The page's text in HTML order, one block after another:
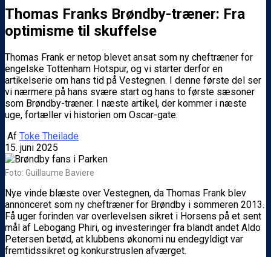
Thomas Franks Brøndby-træner: Fra
optimisme til skuffelse
Thomas Frank er netop blevet ansat som ny cheftræner for
engelske Tottenham Hotspur, og vi starter derfor en
artikelserie om hans tid på Vestegnen. I denne første del ser
vi nærmere på hans svære start og hans to første sæsoner
som Brøndby-træner. I næste artikel, der kommer i næste
uge, fortæller vi historien om Oscar-gate.
Af Toke Theilade
15. juni 2025
Foto: Guillaume Baviere
Nye vinde blæste over Vestegnen, da Thomas Frank blev
annonceret som ny cheftræner for Brøndby i sommeren 2013.
Få uger forinden var overlevelsen sikret i Horsens på et sent
mål af Lebogang Phiri, og investeringer fra blandt andet Aldo
Petersen betød, at klubbens økonomi nu endegyldigt var
fremtidssikret og konkurstruslen afværget.